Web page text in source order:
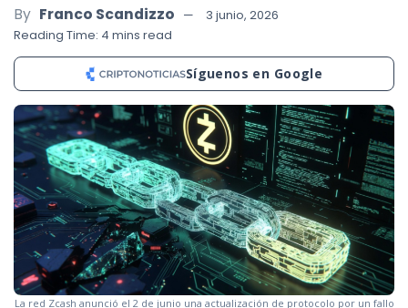
By Franco Scandizzo
3 junio, 2026
Reading Time: 4 mins read
Síguenos en Google
La red Zcash anunció el 2 de junio una actualización de protocolo por un fallo